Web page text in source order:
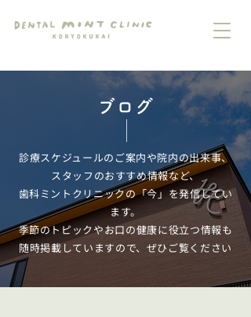
ブログ
診療スケジュールのご案内や院内の出来事、
スタッフのおすすめ情報など、
歯科ミントクリニックの「今」を発信してい
ます。
季節のトピックやお口の健康に役立つ情報も
随時掲載していますので、ぜひご覧ください